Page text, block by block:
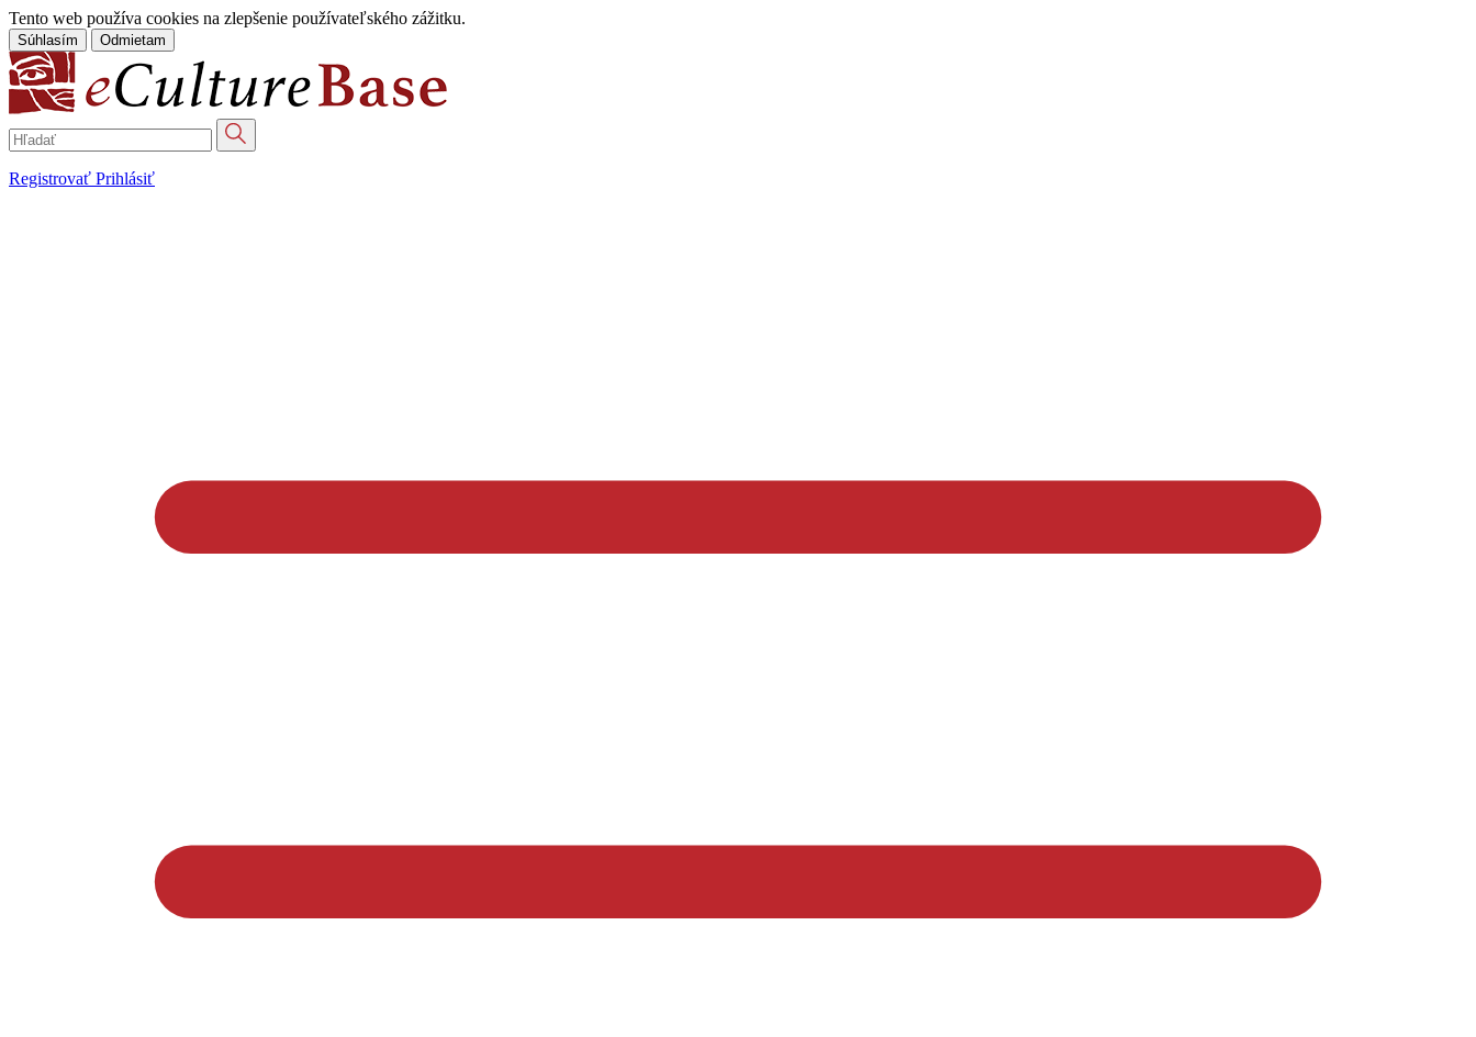
Tento web používa cookies na zlepšenie používateľského zážitku.
Súhlasím Odmietam
Registrovať Prihlásiť